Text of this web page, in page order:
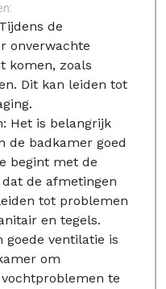
de
onverwachte
komen, zoals
Dit kan leiden tot
Het is belangrijk
de badkamer goed
begint met de
de afmetingen
tot problemen
en tegels.
goede ventilatie is
om
te